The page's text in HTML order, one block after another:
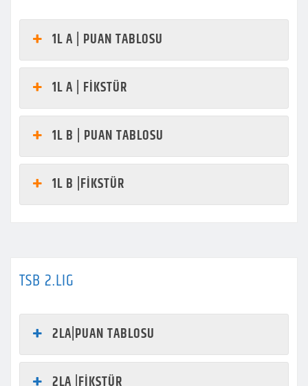
1L A | PUAN TABLOSU
1L A | FİKSTÜR
1L B | PUAN TABLOSU
1L B |FİKSTÜR
TSB 2.LIG
2LA|PUAN TABLOSU